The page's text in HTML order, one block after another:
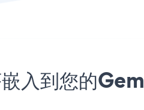
入到您的